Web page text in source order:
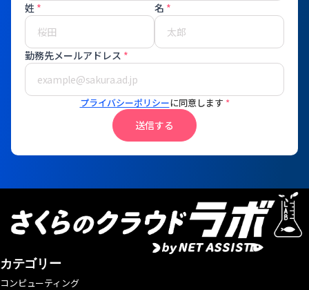
姓 * 名 *
勤務先メールアドレス *
プライバシーポリシーに同意します *
送信する
カテゴリー
コンピューティング